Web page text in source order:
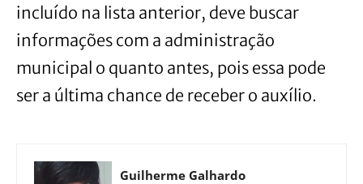
incluído na lista anterior, deve buscar
informações com a administração
municipal o quanto antes, pois essa pode
ser a última chance de receber o auxílio.
Guilherme Galhardo